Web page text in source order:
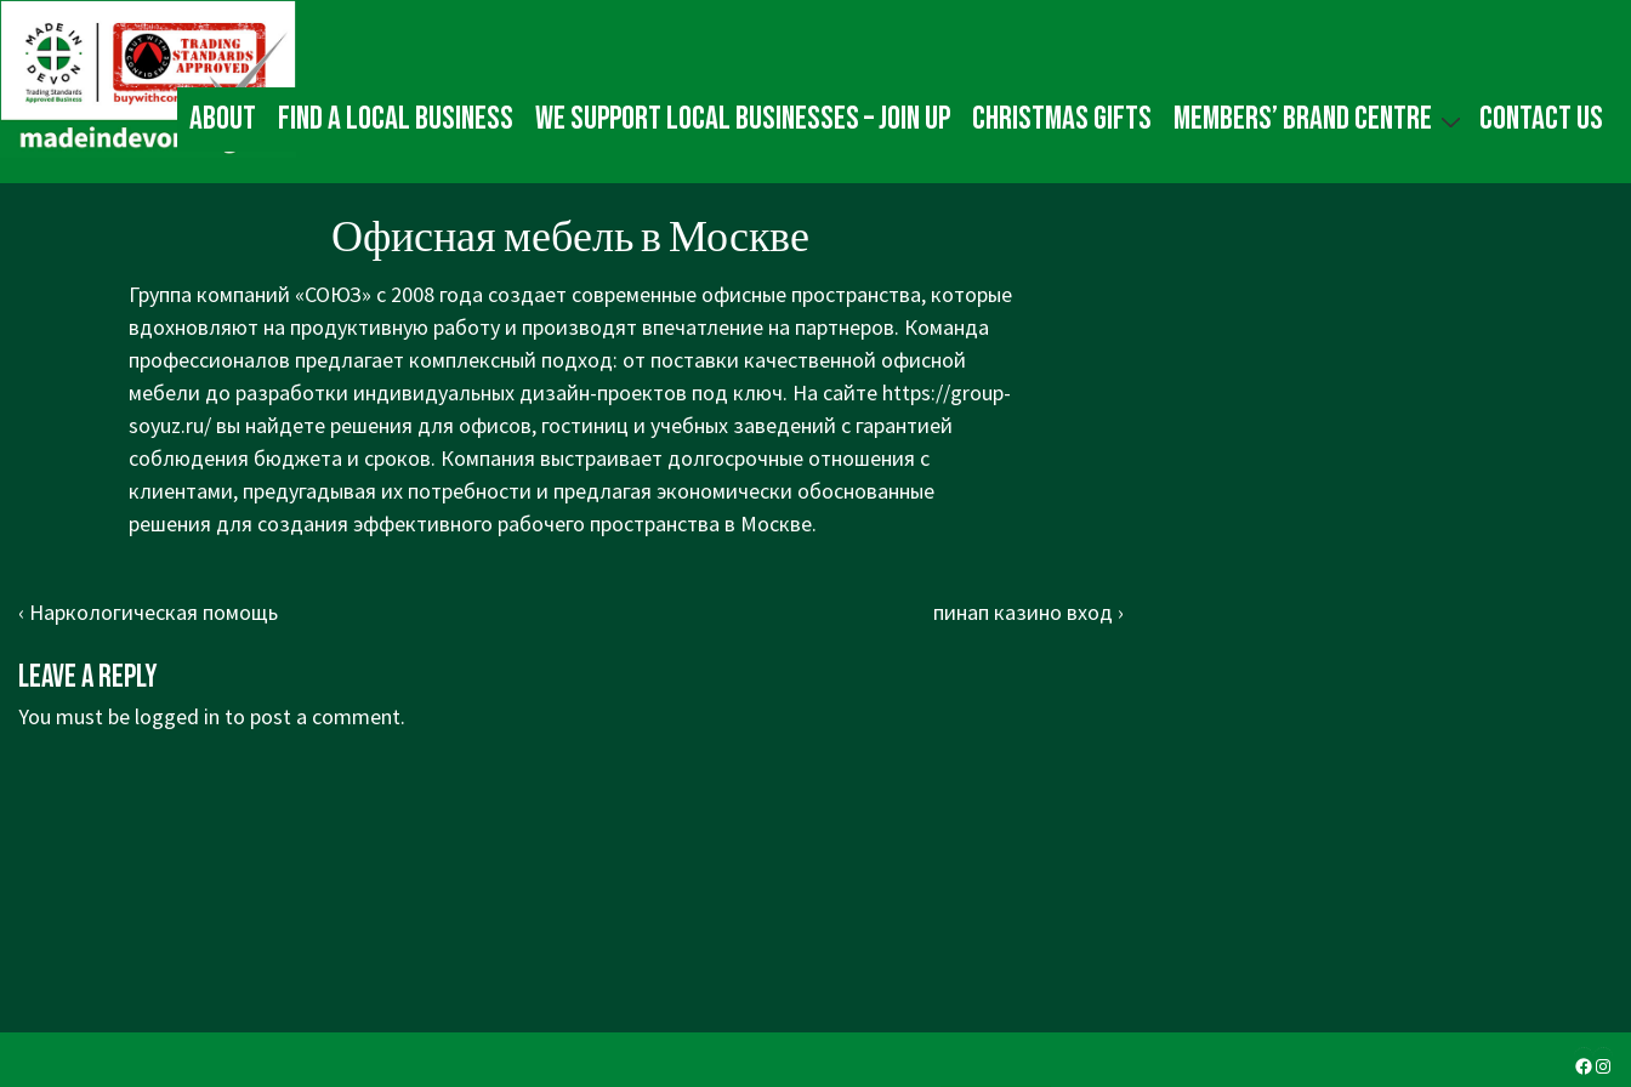
Skip
Main
Content
Main
Navigation
About Find a local business We Support Local Businesses – Join up Christmas gifts Members’ Brand Centre Contact us
Офисная мебель в Москве
Группа компаний «СОЮЗ» с 2008 года создает современные офисные пространства, которые
вдохновляют на продуктивную работу и производят впечатление на партнеров. Команда
профессионалов предлагает комплексный подход: от поставки качественной офисной
мебели до разработки индивидуальных дизайн-проектов под ключ. На сайте https://group-
soyuz.ru/ вы найдете решения для офисов, гостиниц и учебных заведений с гарантией
соблюдения бюджета и сроков. Компания выстраивает долгосрочные отношения с
клиентами, предугадывая их потребности и предлагая экономически обоснованные
решения для создания эффективного рабочего пространства в Москве.
Post
Previous
is
‹ Наркологическая помощь
Next
пинап казино вход ›
Leave a Reply
You must be logged in to post a comment.